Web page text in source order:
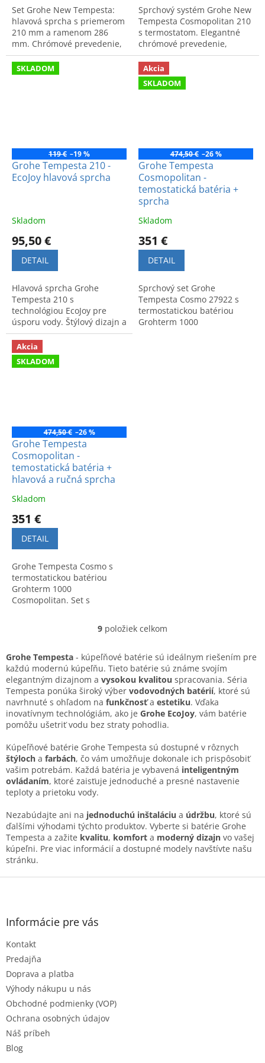
Set Grohe New Tempesta:
hlavová sprcha s priemerom
210 mm a ramenom 286
mm. Chrómové prevedenie,
moderný dizajn a vysoký
komfort.
Sprchový systém Grohe New
Tempesta Cosmopolitan 210
s termostatom. Elegantné
chrómové prevedenie,
moderný dizajn a maximálny
komfort pre vašu kúpeľňu.
SKLADOM
119 € –19 %
Grohe Tempesta 210 -
EcoJoy hlavová sprcha
Skladom
95,50 €
DETAIL
Hlavová sprcha Grohe
Tempesta 210 s
technológiou EcoJoy pre
úsporu vody. Štýlový dizajn a
vysoká nemecká kvalita. Kód
produktu: 26409000.
Akcia
SKLADOM
474,50 € –26 %
Grohe Tempesta
Cosmopolitan -
temostatická batéria +
sprcha
Skladom
351 €
DETAIL
Sprchový set Grohe
Tempesta Cosmo 27922 s
termostatickou batériou
Grohterm 1000
Akcia
SKLADOM
474,50 € –26 %
Grohe Tempesta
Cosmopolitan -
temostatická batéria +
hlavová a ručná sprcha
Skladom
351 €
DETAIL
Grohe Tempesta Cosmo s
termostatickou batériou
Grohterm 1000
Cosmopolitan. Set s
O
l
á
d
a
c
i
e
p
r
v
k
y
p
i
s
u
9 položiek celkom
Grohe Tempesta - kúpeľňové batérie sú ideálnym riešením pre
každú modernú kúpeľňu. Tieto batérie sú známe svojím
elegantným dizajnom a vysokou kvalitou spracovania. Séria
Tempesta ponúka široký výber vodovodných batérií, ktoré sú
navrhnuté s ohľadom na funkčnosťa estetiku. Vďaka
inovatívnym technológiám, ako je Grohe EcoJoy, vám batérie
pomôžu ušetriť vodu bez straty pohodlia.
Kúpeľňové batérie Grohe Tempesta sú dostupné v rôznych
štýloch a farbách, čo vám umožňuje dokonale ich prispôsobiť
vašim potrebám. Každá batéria je vybavená inteligentným
ovládaním, ktoré zaisťuje jednoduché a presné nastavenie
teploty a prietoku vody.
Nezabúdajte ani na jednoduchú inštaláciu a údržbu, ktoré sú
ďalšími výhodami týchto produktov. Vyberte si batérie Grohe
Tempesta a zažite kvalitu, komfort a moderný dizajn vo vašej
kúpeľni. Pre viac informácií a dostupné modely navštívte našu
stránku.
Z
Informácie pre vás
Kontakt
Predajňa
Doprava a platba
Výhody nákupu u nás
Obchodné podmienky (VOP)
Ochrana osobných údajov
Náš príbeh
Blog